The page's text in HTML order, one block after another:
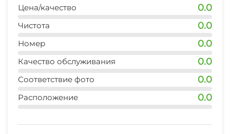
Цена/качество 0.0
Чистота 0.0
Номер 0.0
Качество обслуживания 0.0
Соответствие фото 0.0
Расположение 0.0